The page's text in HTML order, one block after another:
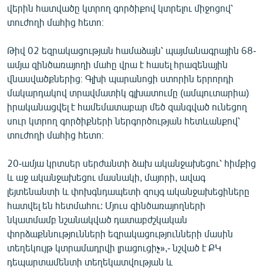
վերին հատվածը կտրող գործիքով կտրելու միջոցով՝
տուժողի մահից հետո։
Թիվ 02 եզրակացության համաձայն՝ պայմանագրային 68-
ամյա զինծառայողի մահը վրա է հասել հրազենային
վնասվածքներից։ Գլխի պարանոցի ստորին երրորդի
մակարդակով տրավմատիկ գլխատումը (ամպուտարիա)
իրականացվել է համեմատաբար մեծ զանգված ունեցող
սուր կտրող գործիքների ներգործության հետևանքով՝
տուժողի մահից հետո։
20-ամյա կրտսեր սերժանտի ձախ ականջախեցու՝ հիմքից
և աջ ականջախեցու մասնակի, մայորի, ավագ
լեյտենանտի և փոխգնդապետի զույգ ականջախեցիները
հատվել են հետմահու: Մյուս զինծառայողների
նկատմամբ նշանակված դատաբժշկական
փորձաքննությունների եզրակացությունների մասին
տեղեկույթ կտրամադրվի լրացուցիչ»,- նշված է ՔԿ
դեպարտամենտի տեղեկատվության և